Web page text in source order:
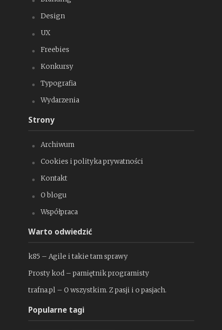
Design
UX
Freebies
Konkursy
Typografia
Wydarzenia
Strony
Archiwum
Cookies i polityka prywatności
Kontakt
O blogu
Współpraca
Warto odwiedzić
k85 – Agile i takie tam sprawy
Prosty kod – pamiętnik programisty
trafna.pl – O wszystkim. Z pasji i o pasjach.
Popularne tagi